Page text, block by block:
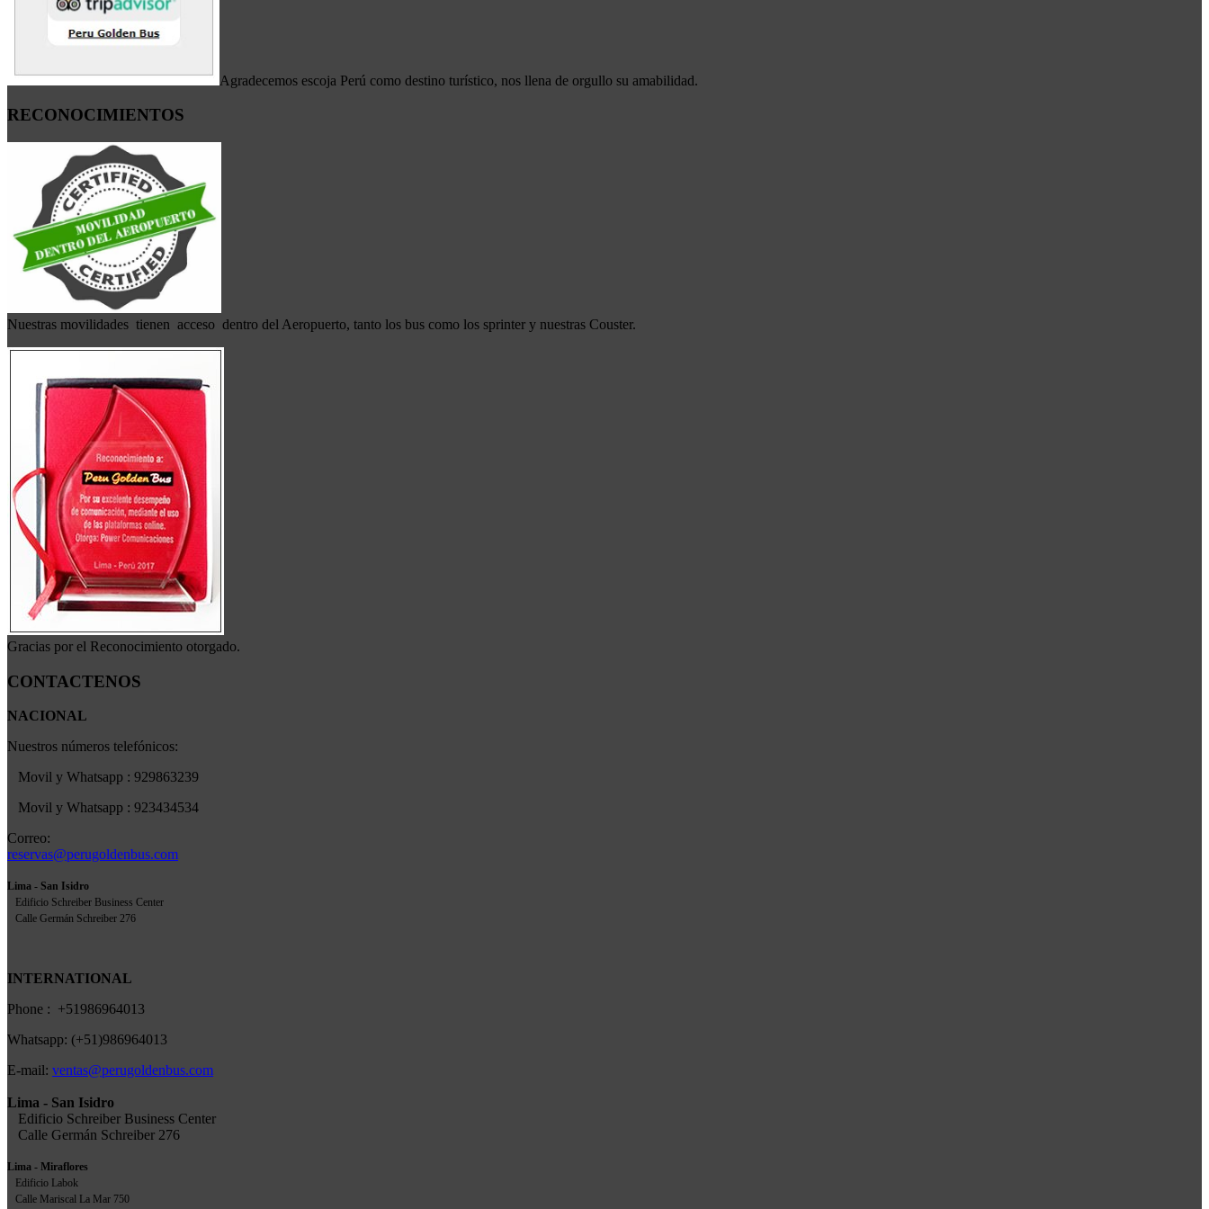
Agradecemos escoja Perú como destino turístico, nos llena de orgullo su amabilidad.
RECONOCIMIENTOS
Nuestras movilidades tienen acceso dentro del Aeropuerto, tanto los bus como los sprinter y nuestras Couster.
Gracias por el Reconocimiento otorgado.
CONTACTENOS
NACIONAL
Nuestros números telefónicos:
Movil y Whatsapp : 929863239
Movil y Whatsapp : 923434534
Correo:
reservas@perugoldenbus.com
Lima - San Isidro
Edificio Schreiber Business Center
Calle Germán Schreiber 276
INTERNATIONAL
Phone : +51986964013
Whatsapp: (+51)986964013
E-mail: ventas@perugoldenbus.com
Lima - San Isidro
Edificio Schreiber Business Center
Calle Germán Schreiber 276
Lima - Miraflores
Edificio Labok
Calle Mariscal La Mar 750